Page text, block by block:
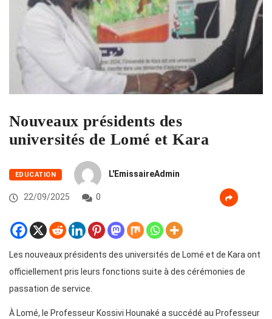
Nouveaux présidents des
universités de Lomé et Kara
EDUCATION L'EmissaireAdmin
22/09/2025 0
Les nouveaux présidents des universités de Lomé et de Kara ont
officiellement pris leurs fonctions suite à des cérémonies de
passation de service.
À Lomé, le Professeur Kossivi Hounaké a succédé au Professeur